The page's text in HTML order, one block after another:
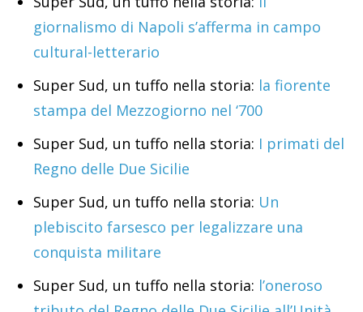
giornalismo di Napoli s’afferma in campo
cultural-letterario
Super Sud, un tuffo nella storia: la fiorente
stampa del Mezzogiorno nel ‘700
Super Sud, un tuffo nella storia: I primati del
Regno delle Due Sicilie
Super Sud, un tuffo nella storia: Un
plebiscito farsesco per legalizzare una
conquista militare
Super Sud, un tuffo nella storia: l’oneroso